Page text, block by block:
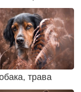
трава